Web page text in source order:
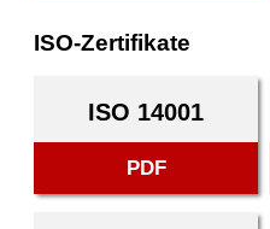
ISO-Zertifikate
ISO 14001
PDF